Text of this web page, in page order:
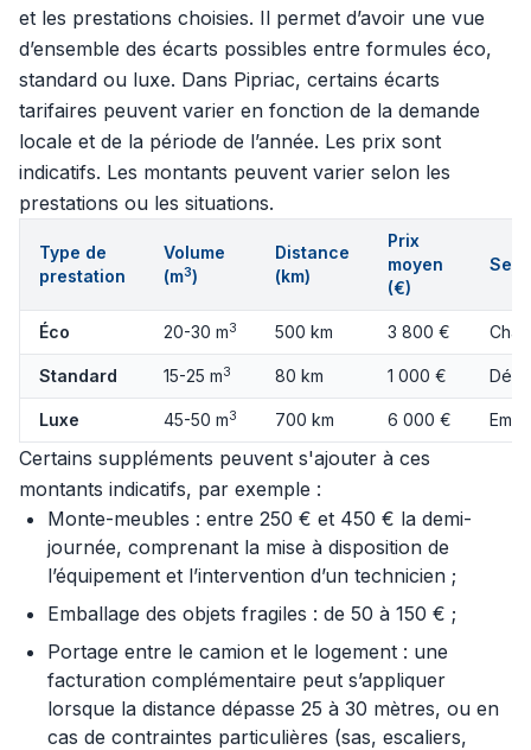
et les prestations choisies. Il permet d’avoir une vue
d’ensemble des écarts possibles entre formules éco,
standard ou luxe. Dans Pipriac, certains écarts
tarifaires peuvent varier en fonction de la demande
locale et de la période de l’année. Les prix sont
indicatifs. Les montants peuvent varier selon les
prestations ou les situations.
Type de
prestation
Volume
(m3)
Distance
(km)
Prix
moyen
(€)
Éco 20-30 m3 500 km 3 800 €
Standard 15-25 m3 80 km 1 000 €
Luxe 45-50 m3 700 km 6 000 €
Certains suppléments peuvent s'ajouter à ces
montants indicatifs, par exemple :
Monte-meubles : entre 250 € et 450 € la demi-
journée, comprenant la mise à disposition de
l’équipement et l’intervention d’un technicien ;
Emballage des objets fragiles : de 50 à 150 € ;
Portage entre le camion et le logement : une
facturation complémentaire peut s’appliquer
lorsque la distance dépasse 25 à 30 mètres, ou en
cas de contraintes particulières (sas, escaliers,